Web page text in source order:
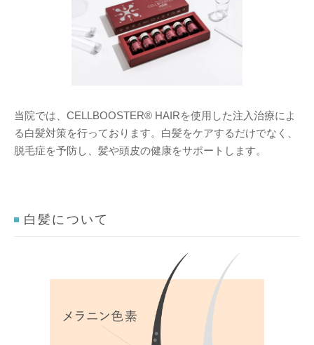
当院では、CELLBOOSTER® HAIRを使用した注入治療によ
る白髪対策を行っております。白髪をケアするだけでなく、
脱毛症を予防し、髪や頭皮の健康をサポートします。
白髪について